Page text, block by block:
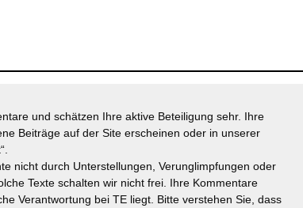
und schätzen Ihre aktive Beteiligung sehr. Ihre
Beiträge auf der Site erscheinen oder in unserer
nicht durch Unterstellungen, Verunglimpfungen oder
Texte schalten wir nicht frei. Ihre Kommentare
Verantwortung bei TE liegt. Bitte verstehen Sie, dass